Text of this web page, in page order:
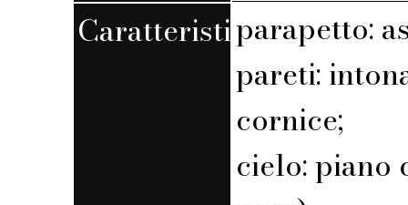
Caratteristicheparapetto:
pareti:
cornice;
cielo: piano